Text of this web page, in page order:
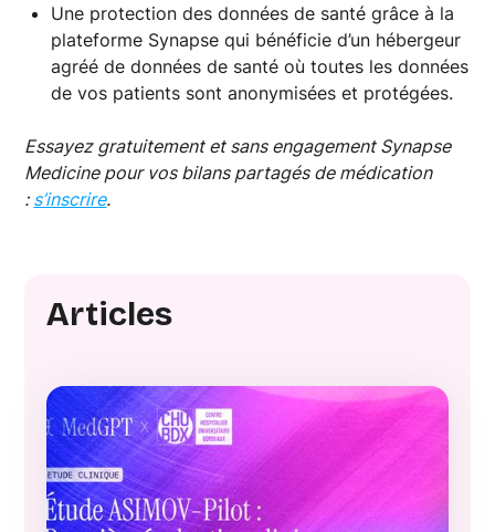
Une protection des données de santé grâce à la
plateforme Synapse qui bénéficie d’un hébergeur
agréé de données de santé où toutes les données
de vos patients sont anonymisées et protégées.
Essayez gratuitement et sans engagement Synapse
Medicine pour vos bilans partagés de médication
: s’inscrire.
Articles